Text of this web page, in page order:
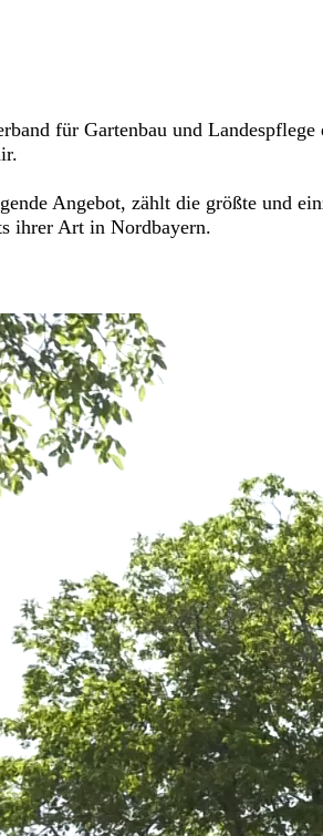
für Gartenbau und
Angebot, zählt die größte und
ihrer Art in Nordbayern.